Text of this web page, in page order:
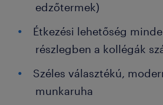
edzőtermek)
Étkezési lehetőség
részlegben a kollégák
Széles választékú,
munkaruha